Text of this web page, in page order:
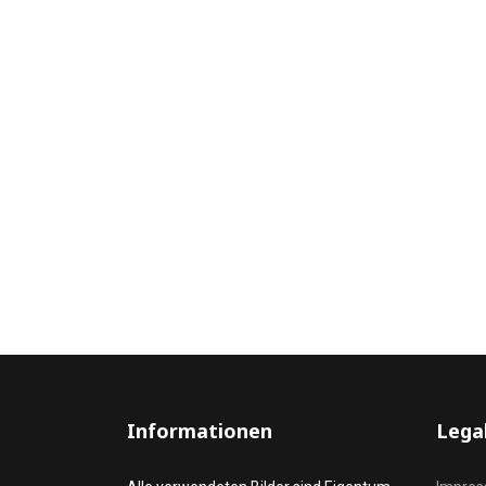
Informationen